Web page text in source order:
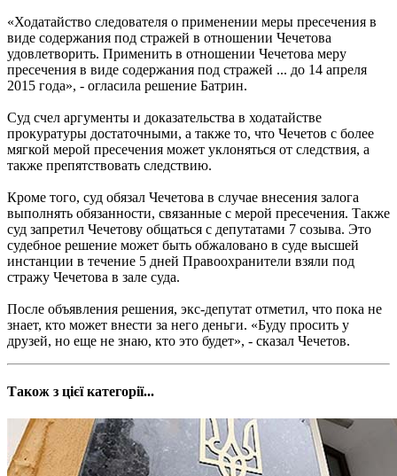
«Ходатайство следователя о применении меры пресечения в
виде содержания под стражей в отношении Чечетова
удовлетворить. Применить в отношении Чечетова меру
пресечения в виде содержания под стражей ... до 14 апреля
2015 года», - огласила решение Батрин.
Суд счел аргументы и доказательства в ходатайстве
прокуратуры достаточными, а также то, что Чечетов с более
мягкой мерой пресечения может уклоняться от следствия, а
также препятствовать следствию.
Кроме того, суд обязал Чечетова в случае внесения залога
выполнять обязанности, связанные с мерой пресечения. Также
суд запретил Чечетову общаться с депутатами 7 созыва. Это
судебное решение может быть обжаловано в суде высшей
инстанции в течение 5 дней Правоохранители взяли под
стражу Чечетова в зале суда.
После объявления решения, экс-депутат отметил, что пока не
знает, кто может внести за него деньги. «Буду просить у
друзей, но еще не знаю, кто это будет», - сказал Чечетов.
Також з цієї категорії...